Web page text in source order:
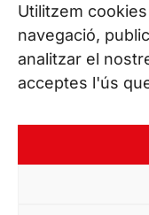
Utilitzem
navegació,
analitzar el
acceptes l'ús